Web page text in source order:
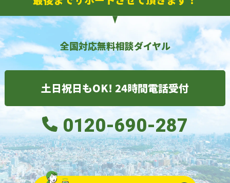
全国対応無料相談ダイヤル
土日祝日もOK! 24時間電話受付
0120-690-287